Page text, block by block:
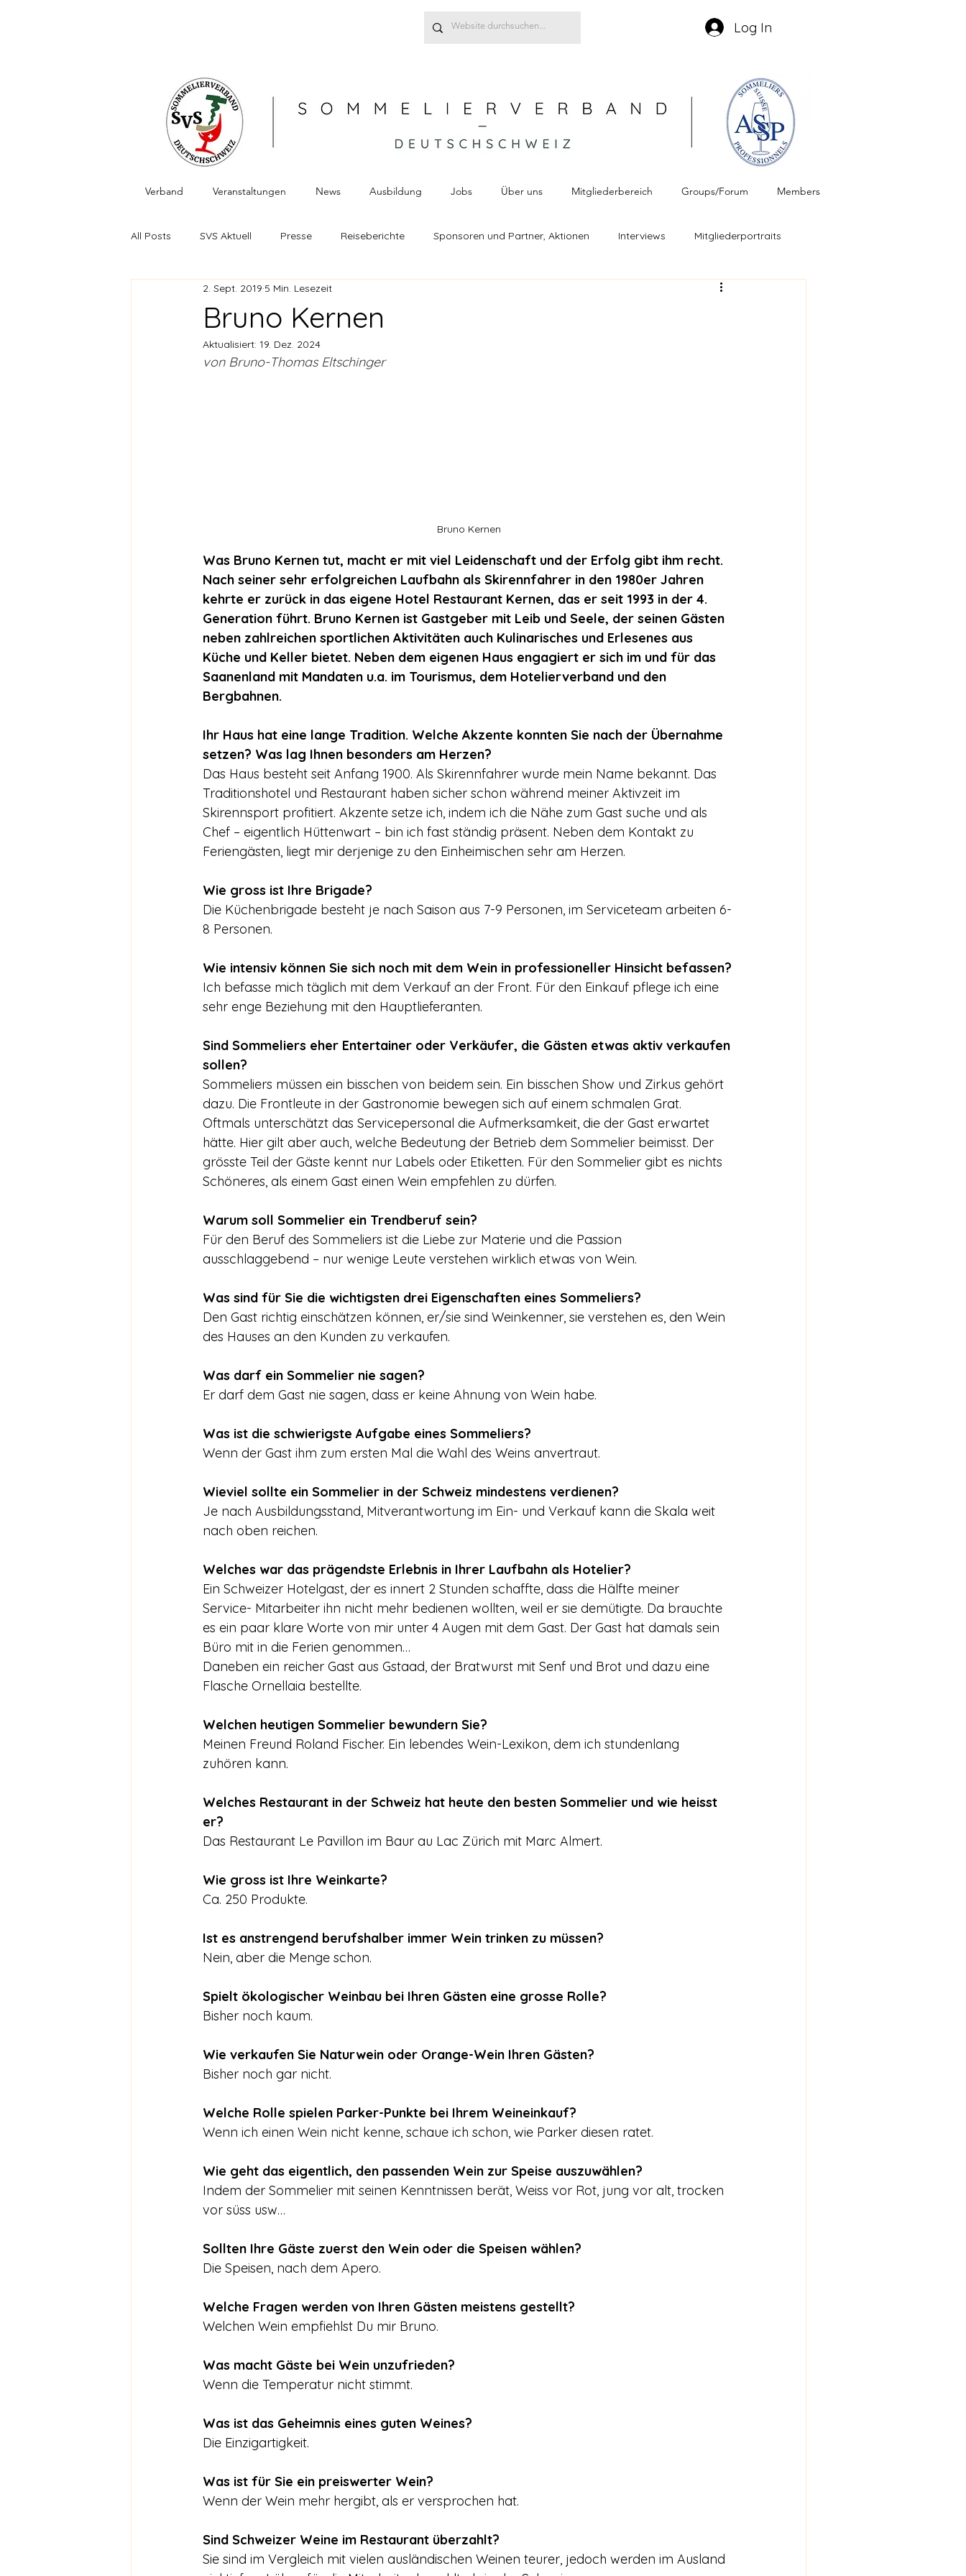
Log In
Verband Veranstaltungen News Ausbildung Jobs Über uns Mitgliederbereich Groups/Forum Members
All Posts SVS Aktuell Presse Reiseberichte Sponsoren und Partner, Aktionen Interviews Mitgliederportraits
Berichte Veranstaltungen Fachthemen
Bruno Kernen
2. Sept. 2019 5 Min. Lesezeit
Aktualisiert: 19. Dez. 2024
von Bruno-Thomas Eltschinger
Bruno Kernen
Was Bruno Kernen tut, macht er mit viel Leidenschaft und der Erfolg gibt ihm recht.
Nach seiner sehr erfolgreichen Laufbahn als Skirennfahrer in den 1980er Jahren
kehrte er zurück in das eigene Hotel Restaurant Kernen, das er seit 1993 in der 4.
Generation führt. Bruno Kernen ist Gastgeber mit Leib und Seele, der seinen Gästen
neben zahlreichen sportlichen Aktivitäten auch Kulinarisches und Erlesenes aus
Küche und Keller bietet. Neben dem eigenen Haus engagiert er sich im und für das
Saanenland mit Mandaten u.a. im Tourismus, dem Hotelierverband und den
Bergbahnen.
Ihr Haus hat eine lange Tradition. Welche Akzente konnten Sie nach der Übernahme
setzen? Was lag Ihnen besonders am Herzen?
Das Haus besteht seit Anfang 1900. Als Skirennfahrer wurde mein Name bekannt. Das
Traditionshotel und Restaurant haben sicher schon während meiner Aktivzeit im
Skirennsport profitiert. Akzente setze ich, indem ich die Nähe zum Gast suche und als
Chef – eigentlich Hüttenwart – bin ich fast ständig präsent. Neben dem Kontakt zu
Feriengästen, liegt mir derjenige zu den Einheimischen sehr am Herzen.
Wie gross ist Ihre Brigade?
Die Küchenbrigade besteht je nach Saison aus 7-9 Personen, im Serviceteam arbeiten 6-
8 Personen.
Wie intensiv können Sie sich noch mit dem Wein in professioneller Hinsicht befassen?
Ich befasse mich täglich mit dem Verkauf an der Front. Für den Einkauf pflege ich eine
sehr enge Beziehung mit den Hauptlieferanten.
Sind Sommeliers eher Entertainer oder Verkäufer, die Gästen etwas aktiv verkaufen
sollen?
Sommeliers müssen ein bisschen von beidem sein. Ein bisschen Show und Zirkus gehört
dazu. Die Frontleute in der Gastronomie bewegen sich auf einem schmalen Grat.
Oftmals unterschätzt das Servicepersonal die Aufmerksamkeit, die der Gast erwartet
hätte. Hier gilt aber auch, welche Bedeutung der Betrieb dem Sommelier beimisst. Der
grösste Teil der Gäste kennt nur Labels oder Etiketten. Für den Sommelier gibt es nichts
Schöneres, als einem Gast einen Wein empfehlen zu dürfen.
Warum soll Sommelier ein Trendberuf sein?
Für den Beruf des Sommeliers ist die Liebe zur Materie und die Passion
ausschlaggebend – nur wenige Leute verstehen wirklich etwas von Wein.
Was sind für Sie die wichtigsten drei Eigenschaften eines Sommeliers?
Den Gast richtig einschätzen können, er/sie sind Weinkenner, sie verstehen es, den Wein
des Hauses an den Kunden zu verkaufen.
Was darf ein Sommelier nie sagen?
Er darf dem Gast nie sagen, dass er keine Ahnung von Wein habe.
Was ist die schwierigste Aufgabe eines Sommeliers?
Wenn der Gast ihm zum ersten Mal die Wahl des Weins anvertraut.
Wieviel sollte ein Sommelier in der Schweiz mindestens verdienen?
Je nach Ausbildungsstand, Mitverantwortung im Ein- und Verkauf kann die Skala weit
nach oben reichen.
Welches war das prägendste Erlebnis in Ihrer Laufbahn als Hotelier?
Ein Schweizer Hotelgast, der es innert 2 Stunden schaffte, dass die Hälfte meiner
Service- Mitarbeiter ihn nicht mehr bedienen wollten, weil er sie demütigte. Da brauchte
es ein paar klare Worte von mir unter 4 Augen mit dem Gast. Der Gast hat damals sein
Büro mit in die Ferien genommen…
Daneben ein reicher Gast aus Gstaad, der Bratwurst mit Senf und Brot und dazu eine
Flasche Ornellaia bestellte.
Welchen heutigen Sommelier bewundern Sie?
Meinen Freund Roland Fischer. Ein lebendes Wein-Lexikon, dem ich stundenlang
zuhören kann.
Welches Restaurant in der Schweiz hat heute den besten Sommelier und wie heisst
er?
Das Restaurant Le Pavillon im Baur au Lac Zürich mit Marc Almert.
Wie gross ist Ihre Weinkarte?
Ca. 250 Produkte.
Ist es anstrengend berufshalber immer Wein trinken zu müssen?
Nein, aber die Menge schon.
Spielt ökologischer Weinbau bei Ihren Gästen eine grosse Rolle?
Bisher noch kaum.
Wie verkaufen Sie Naturwein oder Orange-Wein Ihren Gästen?
Bisher noch gar nicht.
Welche Rolle spielen Parker-Punkte bei Ihrem Weineinkauf?
Wenn ich einen Wein nicht kenne, schaue ich schon, wie Parker diesen ratet.
Wie geht das eigentlich, den passenden Wein zur Speise auszuwählen?
Indem der Sommelier mit seinen Kenntnissen berät, Weiss vor Rot, jung vor alt, trocken
vor süss usw…
Sollten Ihre Gäste zuerst den Wein oder die Speisen wählen?
Die Speisen, nach dem Apero.
Welche Fragen werden von Ihren Gästen meistens gestellt?
Welchen Wein empfiehlst Du mir Bruno.
Was macht Gäste bei Wein unzufrieden?
Wenn die Temperatur nicht stimmt.
Was ist das Geheimnis eines guten Weines?
Die Einzigartigkeit.
Was ist für Sie ein preiswerter Wein?
Wenn der Wein mehr hergibt, als er versprochen hat.
Sind Schweizer Weine im Restaurant überzahlt?
Sie sind im Vergleich mit vielen ausländischen Weinen teurer, jedoch werden im Ausland